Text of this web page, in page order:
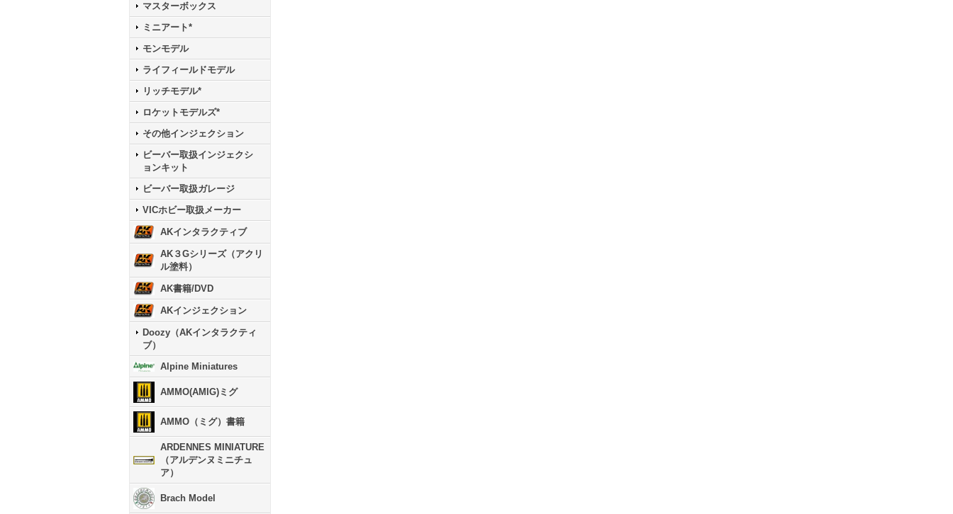
マスターボックス
ミニアート*
モンモデル
ライフィールドモデル
リッチモデル*
ロケットモデルズ*
その他インジェクション
ビーバー取扱インジェクシ
ョンキット
ビーバー取扱ガレージ
VICホビー取扱メーカー
AKインタラクティブ
AK３Gシリーズ（アクリ
ル塗料）
AK書籍/DVD
AKインジェクション
Doozy（AKインタラクティ
ブ）
Alpine Miniatures
AMMO(AMIG)ミグ
AMMO（ミグ）書籍
ARDENNES MINIATURE
（アルデンヌミニチュ
ア）
Brach Model